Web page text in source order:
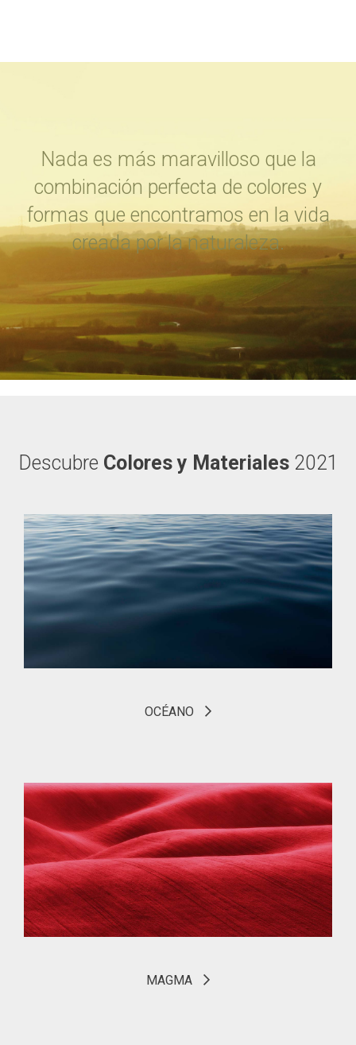
Nada es más maravilloso que la
combinación perfecta de colores y
formas que encontramos en la vida
creada por la naturaleza.
Descubre Colores y Materiales2021
OCÉANO
MAGMA